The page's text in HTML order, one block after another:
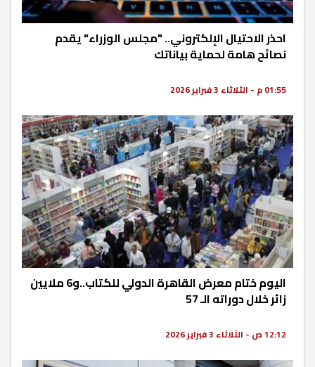
احذر الاحتيال الإلكتروني.. "مجلس الوزراء" يقدم
نصائح هامة لحماية بياناتك
01:55 م - الثلاثاء 3 فبراير 2026
اليوم ختام معرض القاهرة الدولي للكتاب..و6 ملايين
زائر خلال دوراته الـ 57
12:12 ص - الثلاثاء 3 فبراير 2026